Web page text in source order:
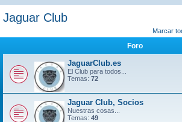
Jaguar Club
Marcar
Foro
JaguarClub.es
El Club para todos...
Temas: 72
Jaguar Club, Socios
Nuestras cosas...
Temas: 49